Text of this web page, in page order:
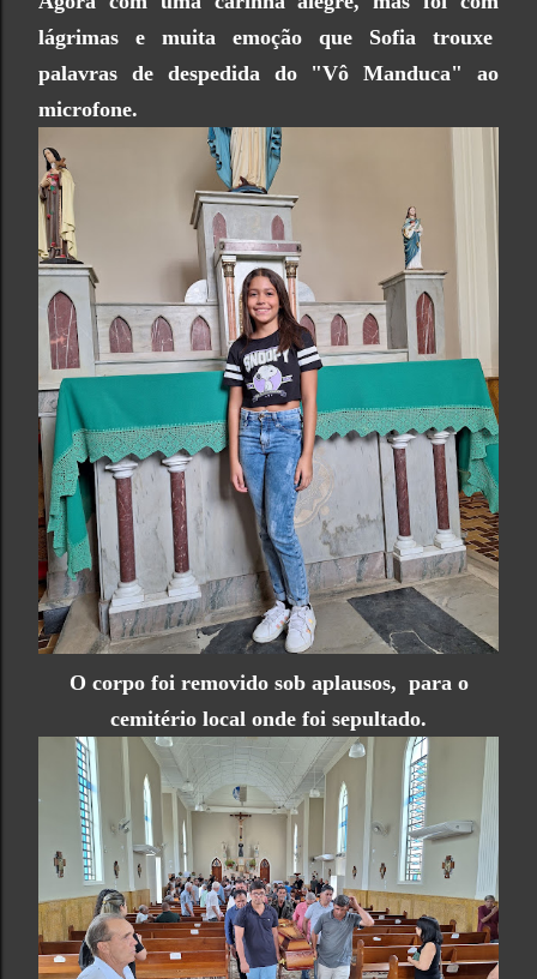
lágrimas e muita emoção que Sofia trouxe
palavras de despedida do "Vô Manduca" ao
microfone.
O corpo foi removido sob aplausos, para o
cemitério local onde foi sepultado.